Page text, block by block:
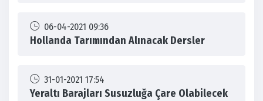
06-04-2021 09:36
Hollanda Tarımından Alınacak Dersler
31-01-2021 17:54
Yeraltı Barajları Susuzluğa Çare Olabilecek